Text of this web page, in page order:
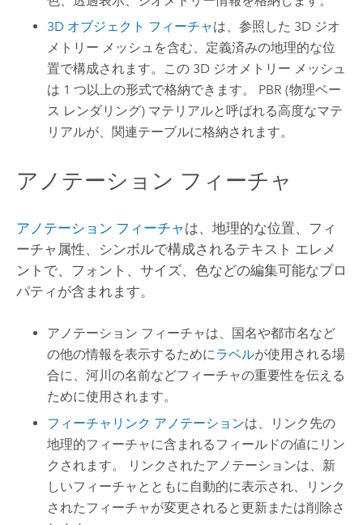
3D オブジェクト フィーチャは、参照した 3D ジオ
メトリー メッシュを含む、定義済みの地理的な位
置で構成されます。この 3D ジオメトリー メッシュ
は 1 つ以上の形式で格納できます。 PBR (物理ベー
ス レンダリング) マテリアルと呼ばれる高度なマテ
リアルが、関連テーブルに格納されます。
アノテーション フィーチャ
アノテーション フィーチャは、地理的な位置、フィ
ーチャ属性、シンボルで構成されるテキスト エレメ
ントで、フォント、サイズ、色などの編集可能なプロ
パティが含まれます。
アノテーション フィーチャは、国名や都市名など
の他の情報を表示するためにラベルが使用される場
合に、河川の名前などフィーチャの重要性を伝える
ために使用されます。
フィーチャリンク アノテーションは、リンク先の
地理的フィーチャに含まれるフィールドの値にリン
クされます。 リンクされたアノテーションは、新
しいフィーチャとともに自動的に表示され、リンク
されたフィーチャが変更されると更新または削除さ